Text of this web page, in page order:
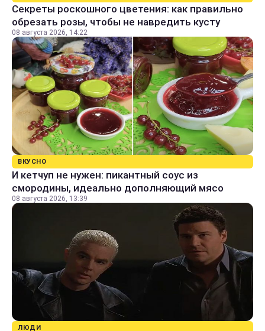
Секреты роскошного цветения: как правильно
обрезать розы, чтобы не навредить кусту
08 августа 2026, 14:22
ВКУСНО
И кетчуп не нужен: пикантный соус из
смородины, идеально дополняющий мясо
08 августа 2026, 13:39
ЛЮДИ